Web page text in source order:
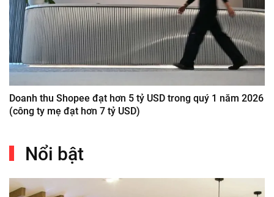
Doanh thu Shopee đạt hơn 5 tỷ USD trong quý 1 năm 2026
(công ty mẹ đạt hơn 7 tỷ USD)
Nổi bật